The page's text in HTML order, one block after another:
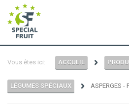
Vous êtes ici: ACCUEIL
LÉGUMES SPÉCIAUX ASPERGES -